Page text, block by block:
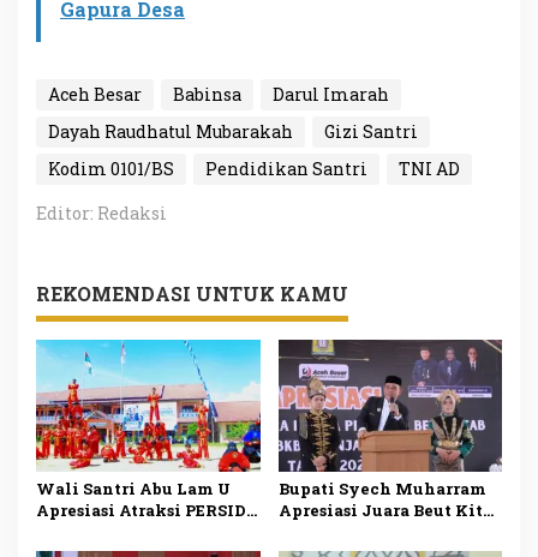
Gapura Desa
Aceh Besar Babinsa
Darul Imarah
Dayah Raudhatul Mubarakah
Gizi Santri
Kodim 0101/BS
Pendidikan Santri
TNI AD
Editor: Redaksi
REKOMENDASI UNTUK KAMU
Wali Santri Abu Lam U
Apresiasi Atraksi PERSIDA
Bupati Syech Muharram
Apresiasi Juara Beut Kitab